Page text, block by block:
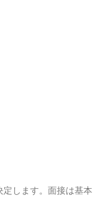
します。面接は基本